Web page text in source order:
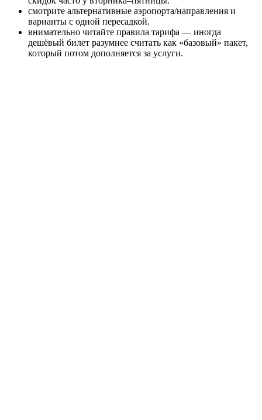
смотрите альтернативные аэропорта/направления и
варианты с одной пересадкой.
внимательно читайте правила тарифа — иногда
дешёвый билет разумнее считать как «базовый» пакет,
который потом дополняется за услуги.